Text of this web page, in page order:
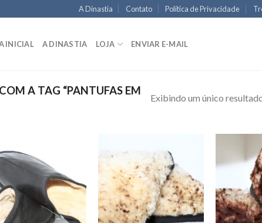
A Dinastia Contato Política de Privacidade
INICIAL A DINASTIA LOJA ENVIAR E-MAIL
A TAG “PANTUFAS EM
Exibindo um único